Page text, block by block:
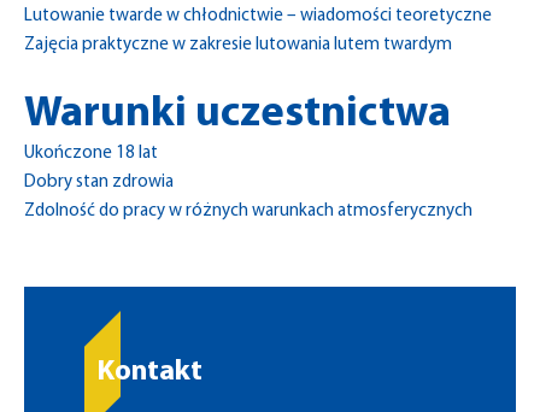
Lutowanie twarde w chłodnictwie – wiadomości teoretyczne
Zajęcia praktyczne w zakresie lutowania lutem twardym
Warunki uczestnictwa
Ukończone 18 lat
Dobry stan zdrowia
Zdolność do pracy w różnych warunkach atmosferycznych
Kontakt